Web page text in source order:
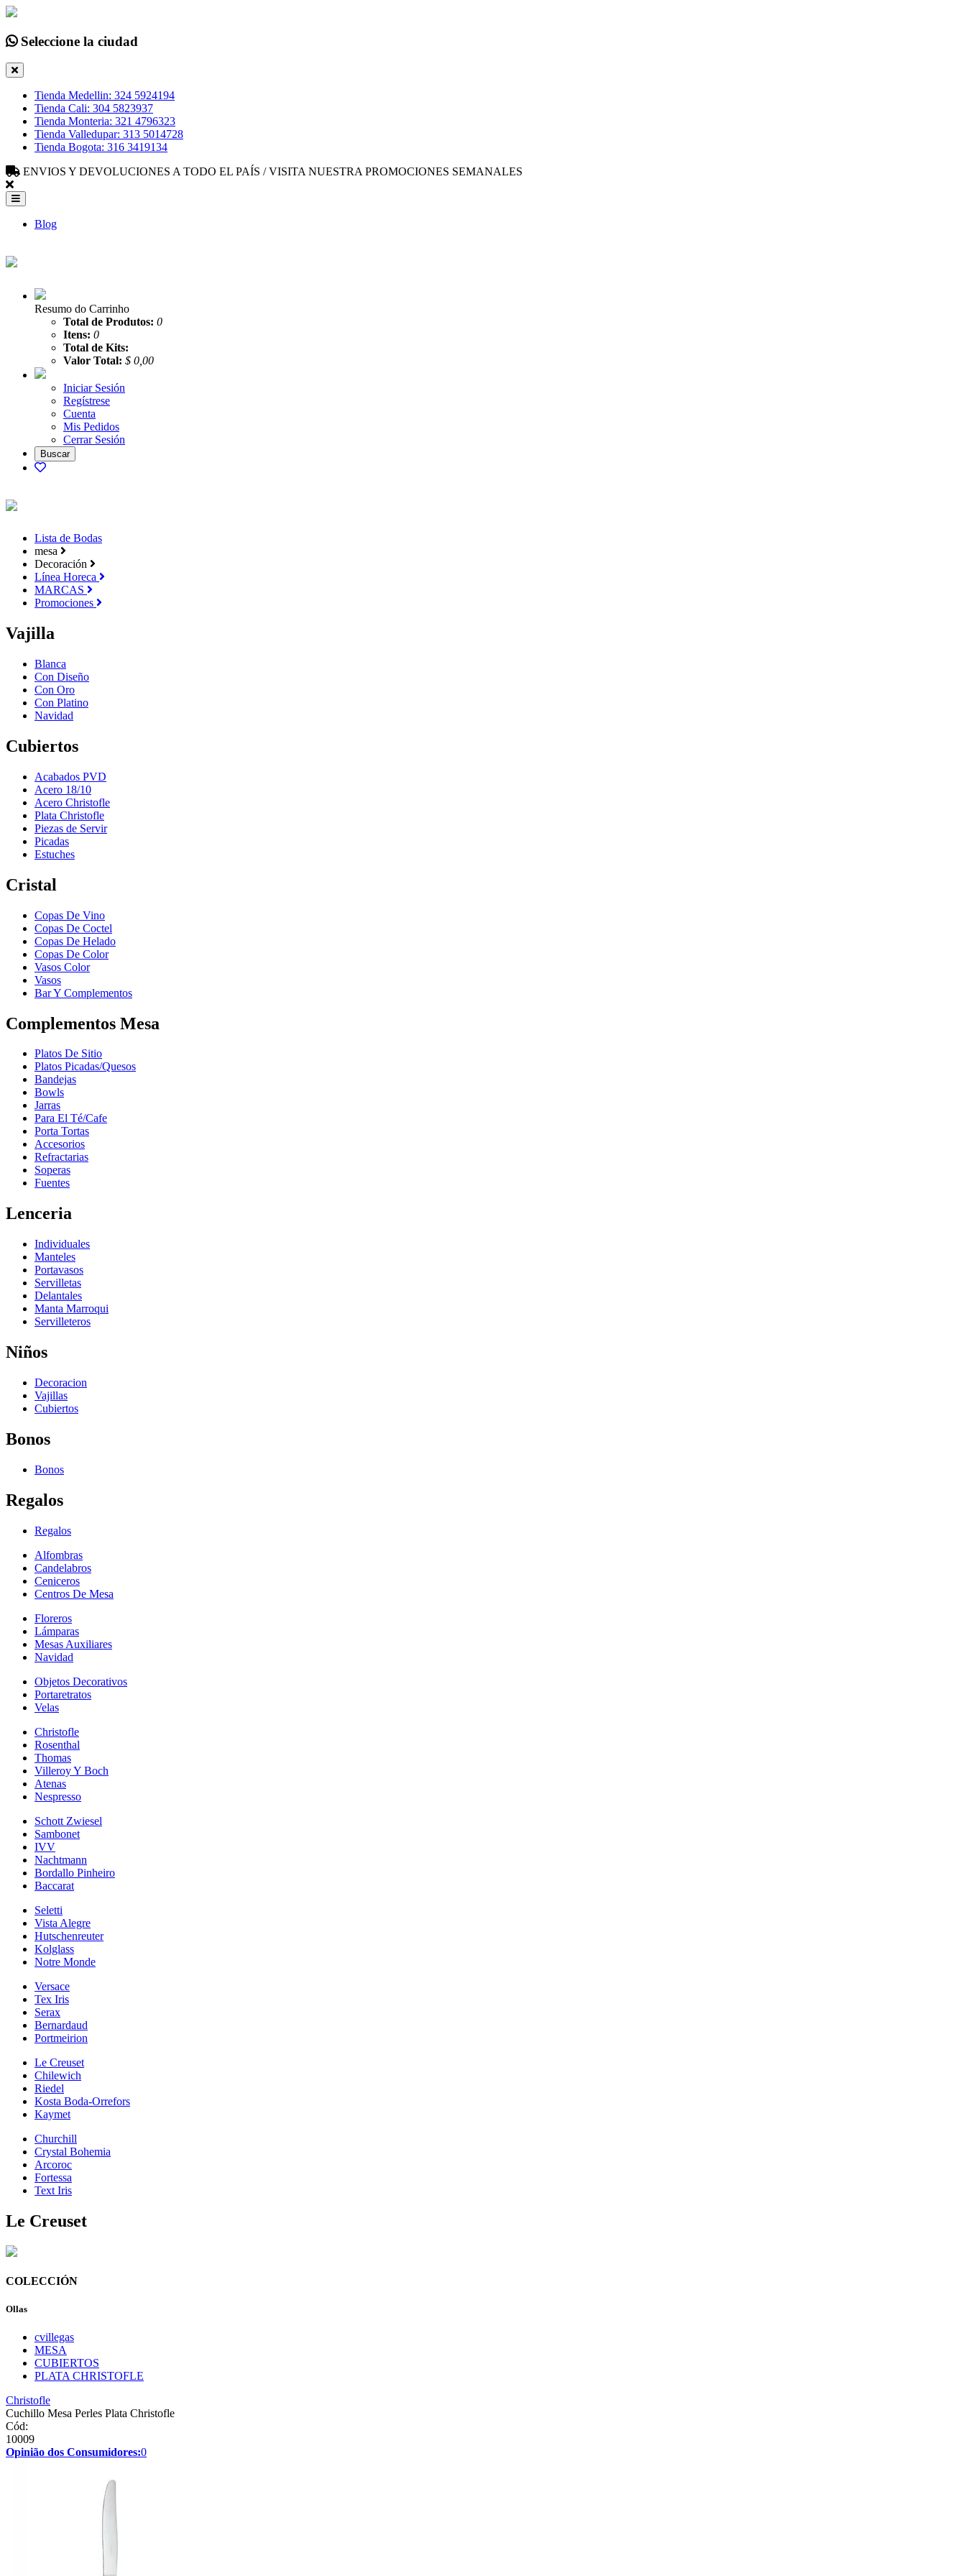
Seleccione la ciudad
Tienda Medellin: 324 5924194
Tienda Cali: 304 5823937
Tienda Monteria: 321 4796323
Tienda Valledupar: 313 5014728
Tienda Bogota: 316 3419134
ENVIOS Y DEVOLUCIONES A TODO EL PAÍS / VISITA NUESTRA PROMOCIONES SEMANALES
Blog
Resumo do Carrinho
Total de Produtos: 0
Itens: 0
Total de Kits:
Valor Total: $ 0,00
Iniciar Sesión
Regístrese
Cuenta
Mis Pedidos
Cerrar Sesión
Lista de Bodas
mesa
Decoración
Línea Horeca
MARCAS
Promociones
Vajilla
Blanca
Con Diseño
Con Oro
Con Platino
Navidad
Cubiertos
Acabados PVD
Acero 18/10
Acero Christofle
Plata Christofle
Piezas de Servir
Picadas
Estuches
Cristal
Copas De Vino
Copas De Coctel
Copas De Helado
Copas De Color
Vasos Color
Vasos
Bar Y Complementos
Complementos Mesa
Platos De Sitio
Platos Picadas/Quesos
Bandejas
Bowls
Jarras
Para El Té/Cafe
Porta Tortas
Accesorios
Refractarias
Soperas
Fuentes
Lenceria
Individuales
Manteles
Portavasos
Servilletas
Delantales
Manta Marroqui
Servilleteros
Niños
Decoracion
Vajillas
Cubiertos
Bonos
Bonos
Regalos
Regalos
Alfombras
Candelabros
Ceniceros
Centros De Mesa
Floreros
Lámparas
Mesas Auxiliares
Navidad
Objetos Decorativos
Portaretratos
Velas
Christofle
Rosenthal
Thomas
Villeroy Y Boch
Atenas
Nespresso
Schott Zwiesel
Sambonet
IVV
Nachtmann
Bordallo Pinheiro
Baccarat
Seletti
Vista Alegre
Hutschenreuter
Kolglass
Notre Monde
Versace
Tex Iris
Serax
Bernardaud
Portmeirion
Le Creuset
Chilewich
Riedel
Kosta Boda-Orrefors
Kaymet
Churchill
Crystal Bohemia
Arcoroc
Fortessa
Text Iris
Le Creuset
COLECCIÓN
Ollas
cvillegas
MESA
CUBIERTOS
PLATA CHRISTOFLE
Christofle
Cuchillo Mesa Perles Plata Christofle
Cód:
10009
Opinião dos Consumidores:0